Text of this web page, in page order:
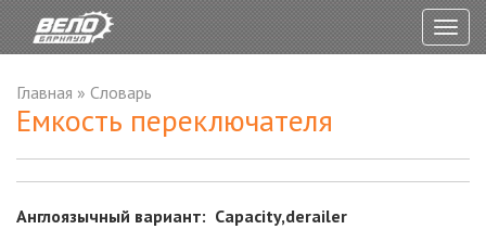
Главная » Словарь
Емкость переключателя
Англоязычный вариант: Capacity,derailer